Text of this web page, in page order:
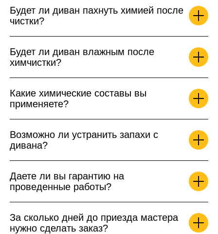
Будет ли диван пахнуть химией после
чистки?
Будет ли диван влажным после
химчистки?
Какие химические составы вы
применяете?
Возможно ли устранить запахи с
дивана?
Даете ли вы гарантию на
проведенные работы?
За сколько дней до приезда мастера
нужно сделать заказ?